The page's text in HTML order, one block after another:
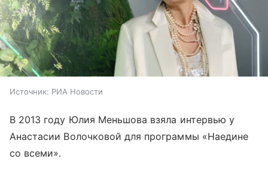
Источник: РИА Новости
В 2013 году Юлия Меньшова взяла интервью у
Анастасии Волочковой для программы «Наедине
со всеми».